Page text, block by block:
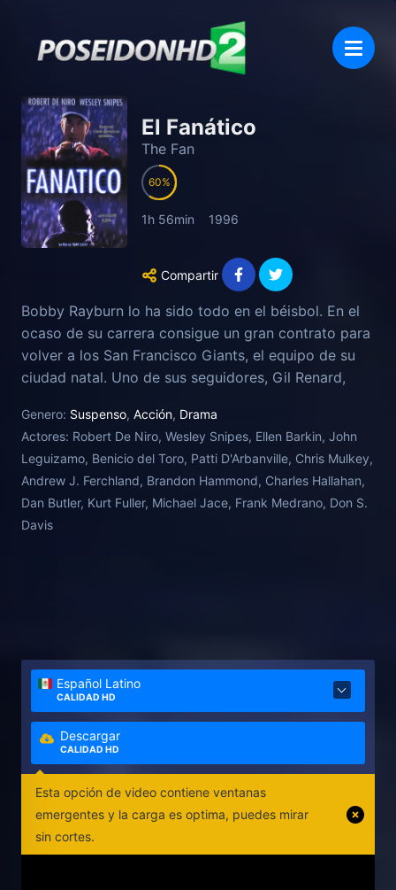
El Fanático
The Fan
60
1h 56min 1996
Compartir
Bobby Rayburn lo ha sido todo en el béisbol. En el
ocaso de su carrera consigue un gran contrato para
volver a los San Francisco Giants, el equipo de su
ciudad natal. Uno de sus seguidores, Gil Renard,
mujer que le odia, un hijo que le teme y un trabajo
que está a punto de perder) gracias a su obsesión
por el béisbol. Tanto es así que está dispuesto a
hacer lo que sea para que Rayburn vuelva a ser el
mejor.
Genero: Suspenso, Acción, Drama
Actores: Robert De Niro, Wesley Snipes, Ellen Barkin, John
Leguizamo, Benicio del Toro, Patti D'Arbanville, Chris Mulkey,
Andrew J. Ferchland, Brandon Hammond, Charles Hallahan,
Dan Butler, Kurt Fuller, Michael Jace, Frank Medrano, Don S.
Davis
Español Latino
CALIDAD HD
Descargar
CALIDAD HD
Esta opción de video contiene ventanas
emergentes y la carga es optima, puedes mirar
sin cortes.